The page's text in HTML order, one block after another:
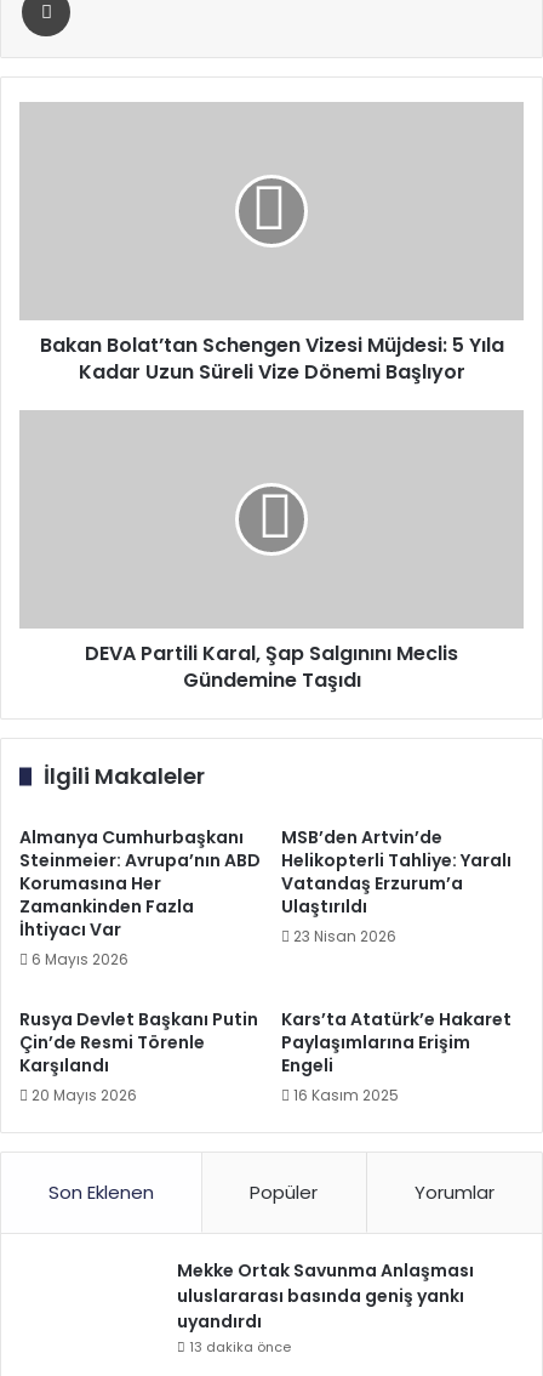
Uzun
Süreli
Bakan Bolat’tan Schengen Vizesi Müjdesi: 5 Yıla
Kadar Uzun Süreli Vize Dönemi Başlıyor
DEVA Partili Karal, Şap Salgınını Meclis
Gündemine Taşıdı
İlgili Makaleler
Almanya Cumhurbaşkanı
Steinmeier: Avrupa’nın ABD
Korumasına Her
Zamankinden Fazla
İhtiyacı Var
6 Mayıs 2026
MSB’den Artvin’de
Helikopterli Tahliye: Yaralı
Vatandaş Erzurum’a
Ulaştırıldı
23 Nisan 2026
Rusya Devlet Başkanı Putin
Çin’de Resmi Törenle
Karşılandı
20 Mayıs 2026
Kars’ta Atatürk’e Hakaret
Paylaşımlarına Erişim
Engeli
16 Kasım 2025
Son Eklenen Popüler Yorumlar
Mekke Ortak Savunma Anlaşması
uluslararası basında geniş yankı
uyandırdı
13 dakika önce